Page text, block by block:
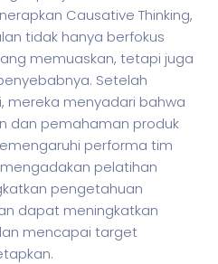
Causative Thinking,
tidak hanya berfokus
memuaskan, tetapi juga
Setelah
mereka menyadari bahwa
dan pemahaman produk
performa tim
pelatihan
pengetahuan
dapat meningkatkan
mencapai target